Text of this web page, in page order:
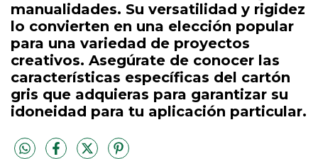
manualidades. Su versatilidad y rigidez
lo convierten en una elección popular
para una variedad de proyectos
creativos. Asegúrate de conocer las
características específicas del cartón
gris que adquieras para garantizar su
idoneidad para tu aplicación particular.